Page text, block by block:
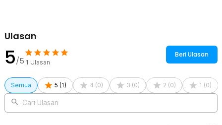
Ulasan
5/5 1 Ulasan
Beri Ulasan
Semua 5 (1) 4 (0) 3 (0) 2 (0) 1 (0)
Cari Ulasan